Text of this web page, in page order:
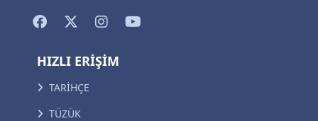
HIZLI ERİŞİM
TARİHÇE
TÜZÜK